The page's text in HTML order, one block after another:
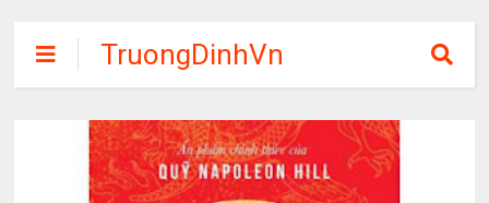
TruongDinhVn
Chia sẽ ebook,
các khóa học,
phần mềm học
tập miễn phí